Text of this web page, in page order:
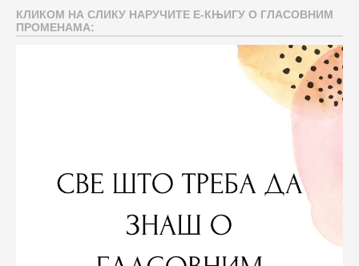
КЛИКОМ НА СЛИКУ НАРУЧИТЕ Е-КЊИГУ О ГЛАСОВНИМ
ПРОМЕНАМА: